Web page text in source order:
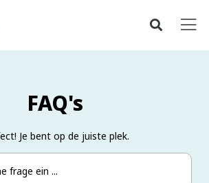
FAQ's
Je bent op de juiste plek.